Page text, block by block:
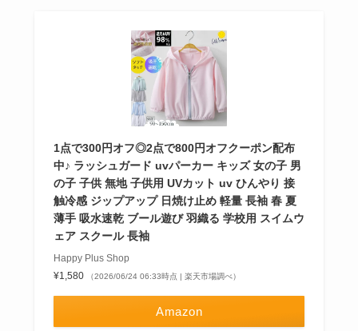
1点で300円オフ◎2点で800円オフクーポン配布
中♪ ラッシュガード uvパーカー キッズ 女の子 男
の子 子供 無地 子供用 UVカット uv ひんやり 接
触冷感 ジップアップ 日焼け止め 軽量 長袖 春 夏
薄手 吸水速乾 ブール遊び 羽織る 学校用 スイムウ
ェア スクール 長袖
Happy Plus Shop
¥1,580
（2026/06/24 06:33時点 | 楽天市場調べ）
Amazon